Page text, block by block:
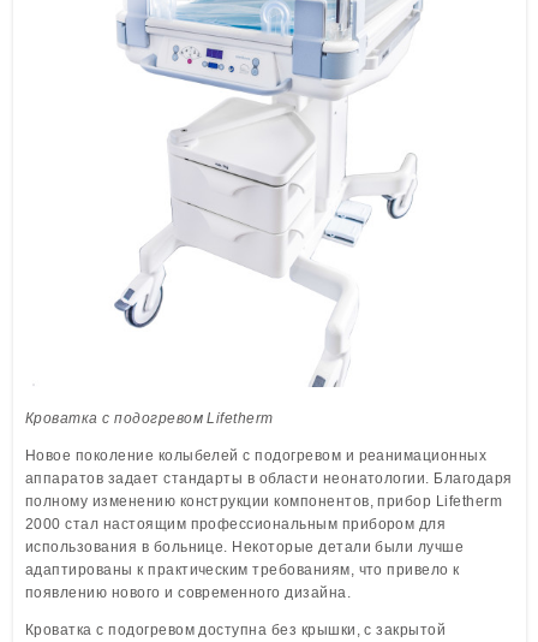
Löwenstein Medical Manufacturing
Löwenstein Medical Technology
Löwenstein Medical Innovation
Кроватка с подогревом Lifetherm
Новое поколение колыбелей с подогревом и реанимационных
аппаратов задает стандарты в области неонатологии. Благодаря
полному изменению конструкции компонентов, прибор Lifetherm
2000 стал настоящим профессиональным прибором для
использования в больнице. Некоторые детали были лучше
адаптированы к практическим требованиям, что привело к
появлению нового и современного дизайна.
Кроватка с подогревом доступна без крышки, с закрытой